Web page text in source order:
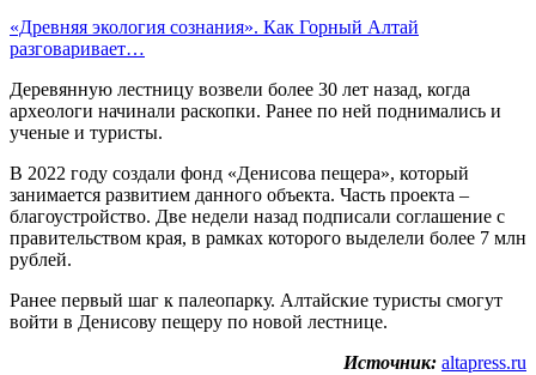
«Древняя экология сознания». Как Горный Алтай
разговаривает…
Деревянную лестницу возвели более 30 лет назад, когда
археологи начинали раскопки. Ранее по ней поднимались и
ученые и туристы.
В 2022 году создали фонд «Денисова пещера», который
занимается развитием данного объекта. Часть проекта –
благоустройство. Две недели назад подписали соглашение с
правительством края, в рамках которого выделели более 7 млн
рублей.
Ранее первый шаг к палеопарку. Алтайские туристы смогут
войти в Денисову пещеру по новой лестнице.
Источник: altapress.ru